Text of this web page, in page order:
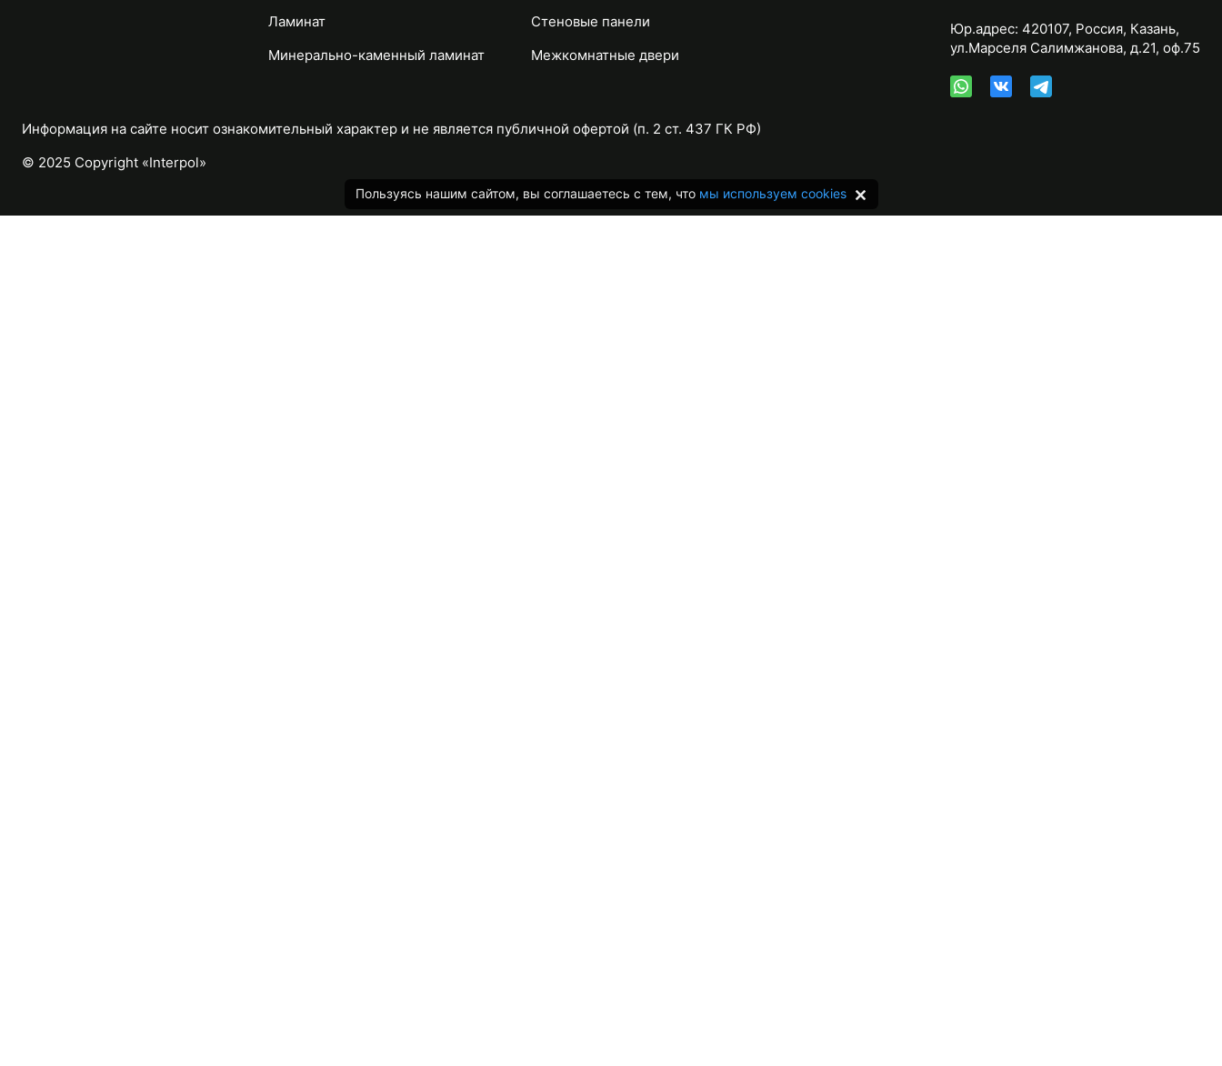
Ламинат
Минерально-каменный ламинат
Стеновые панели
Межкомнатные двери
Юр.адрес: 420107, Россия, Казань,
ул.Марселя Салимжанова, д.21, оф.75
Информация на сайте носит ознакомительный характер и не является публичной офертой (п. 2 ст. 437 ГК РФ)
© 2025 Copyright «Interpol»
Пользуясь нашим сайтом, вы соглашаетесь с тем, что мы используем cookies